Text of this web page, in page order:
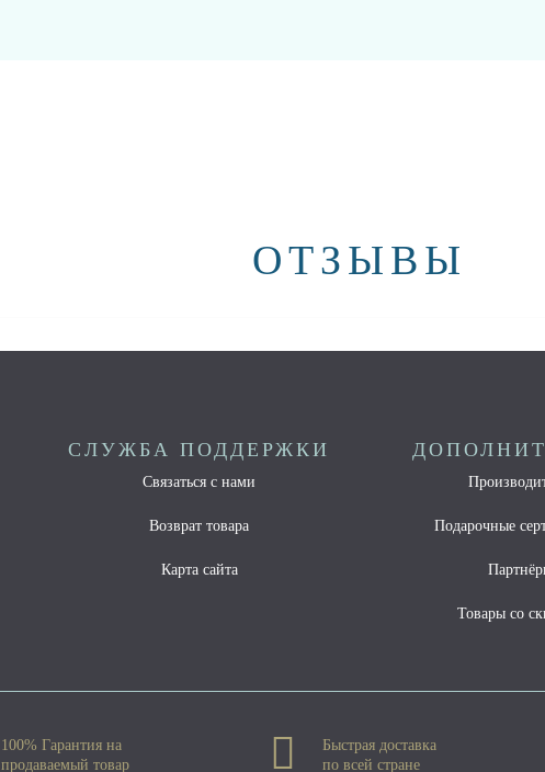
ОТЗЫВЫ
СЛУЖБА ПОДДЕРЖКИ
Связаться с нами
Возврат товара
Карта сайта
Подарочные
Товары со
100% Гарантия на
продаваемый товар
Быстрая доставка
по всей стране